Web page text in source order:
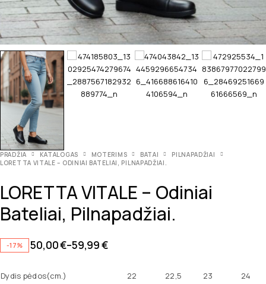
PRADŽIA KATALOGAS MOTERIMS BATAI
PILNAPADŽIAI
LORETTA VITALE – ODINIAI BATELIAI, PILNAPADŽIAI.
LORETTA VITALE – Odiniai
Bateliai, Pilnapadžiai.
-17% 50,00€–59,99€
Dydis pėdos(cm.) 22 22,5 23
24